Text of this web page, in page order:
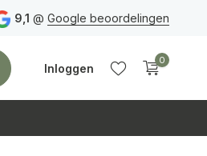
euro Vóór 14:00 uur besteld,
9,1 @ Google beoordelingen
Inloggen
0